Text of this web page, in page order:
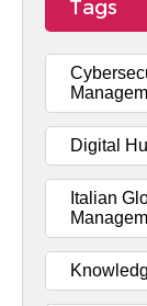
Tags
Digital
Italian